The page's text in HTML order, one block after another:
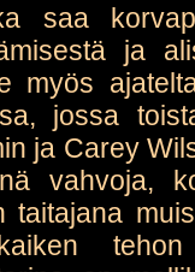
saa
ja
myös
jossa
ja Carey
vahvoja,
taitajana